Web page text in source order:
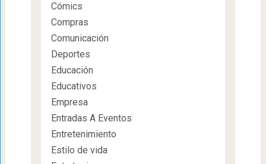
Cómics
Compras
Comunicación
Deportes
Educación
Educativos
Empresa
Entradas A Eventos
Entretenimiento
Estilo de vida